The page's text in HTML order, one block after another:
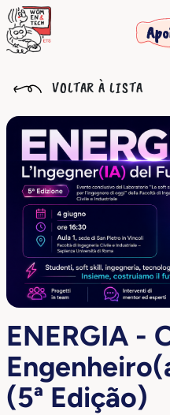
VOLTAR À LISTA
ENERGIA -
(5ª Edição)